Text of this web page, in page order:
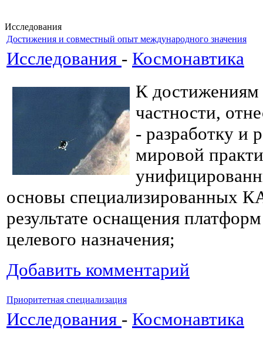
Исследования
Достижения и совместный опыт международного значения
Исследования - Космонавтика
К достижениям
частности,
- разработку и
мировой
основы специализированных
результате оснащения
целевого назначения;
Добавить комментарий
Приоритетная специализация
Исследования - Космонавтика